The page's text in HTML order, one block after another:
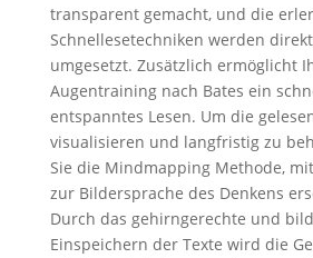
transparent gemacht, und die
Schnellesetechniken werden
umgesetzt. Zusätzlich ermöglicht
Augentraining nach Bates ein
entspanntes Lesen. Um die
visualisieren und langfristig zu
Sie die Mindmapping Methode,
zur Bildersprache des Denkens
Durch das gehirngerechte und
Einspeichern der Texte wird die